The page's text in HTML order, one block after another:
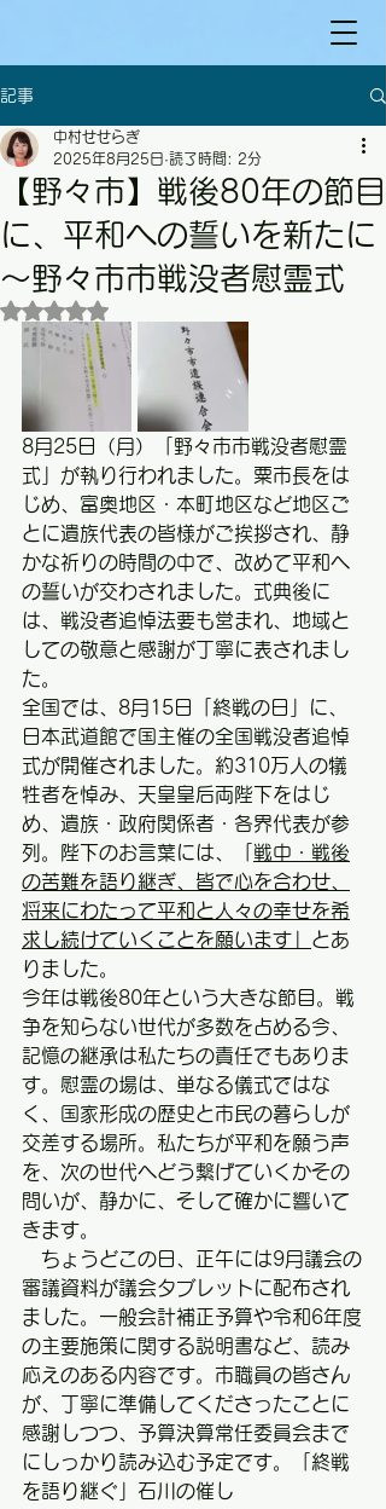
記事
【野々市】戦後80年の節目
に、平和への誓いを新たに
～野々市市戦没者慰霊式
中村せせらぎ
2025年8月25日 読了時間: 2分
5つ星のうちNaNと評価されています。
8月25日（月）「野々市市戦没者慰霊
式」が執り行われました。粟市長をは
じめ、富奥地区・本町地区など地区ご
とに遺族代表の皆様がご挨拶され、静
かな祈りの時間の中で、改めて平和へ
の誓いが交わされました。式典後に
は、戦没者追悼法要も営まれ、地域と
しての敬意と感謝が丁寧に表されまし
た。
全国では、8月15日「終戦の日」に、
日本武道館で国主催の全国戦没者追悼
式が開催されました。約310万人の犠
牲者を悼み、天皇皇后両陛下をはじ
め、遺族・政府関係者・各界代表が参
列。陛下のお言葉には、「 戦中・戦後
の苦難を語り継ぎ、皆で心を合わせ、
将来にわたって平和と人々の幸せを希
求し続けていくことを願います」 とあ
りました。
今年は戦後80年という大きな節目。戦
争を知らない世代が多数を占める今、
記憶の継承は私たちの責任でもありま
す。慰霊の場は、単なる儀式ではな
く、国家形成の歴史と市民の暮らしが
交差する場所。私たちが平和を願う声
を、次の世代へどう繋げていくかその
問いが、静かに、そして確かに響いて
きます。
ちょうどこの日、正午には9月議会の
審議資料が議会タブレットに配布され
ました。一般会計補正予算や令和6年度
の主要施策に関する説明書など、読み
応えのある内容です。市職員の皆さん
が、丁寧に準備してくださったことに
感謝しつつ、予算決算常任委員会まで
にしっかり読み込む予定です。「終戦
を語り継ぐ」石川の催し